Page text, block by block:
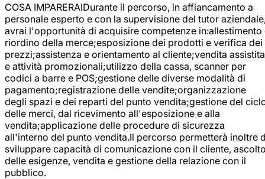
COSA IMPARERAIDurante il percorso, in affiancamento a
personale esperto e con la supervisione del tutor
avrai l'opportunità di acquisire competenze in:allestimento
riordino della merce;esposizione dei prodotti e verifica dei
prezzi;assistenza e orientamento al cliente;vendita assistita
e attività promozionali;utilizzo della cassa, scanner per
codici a barre e POS;gestione delle diverse modalità di
pagamento;registrazione delle vendite;organizzazione
degli spazi e dei reparti del punto vendita;gestione del
delle merci, dal ricevimento all'esposizione e alla
vendita;applicazione delle procedure di sicurezza
all'interno del punto vendita.Il percorso permetterà inoltre
sviluppare capacità di comunicazione con il cliente,
delle esigenze, vendita e gestione della relazione con il
pubblico.